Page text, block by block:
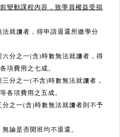
變動課程內容，致學員權益受損
就讀者，得申請退還所繳學分
分之一(含)時數無法就讀者，得
項費用之七成。
分之一(不含)時數無法就讀者，
各項費用之五成。
之一(含)時數無法就讀者則不予
論是否開班均不退還。